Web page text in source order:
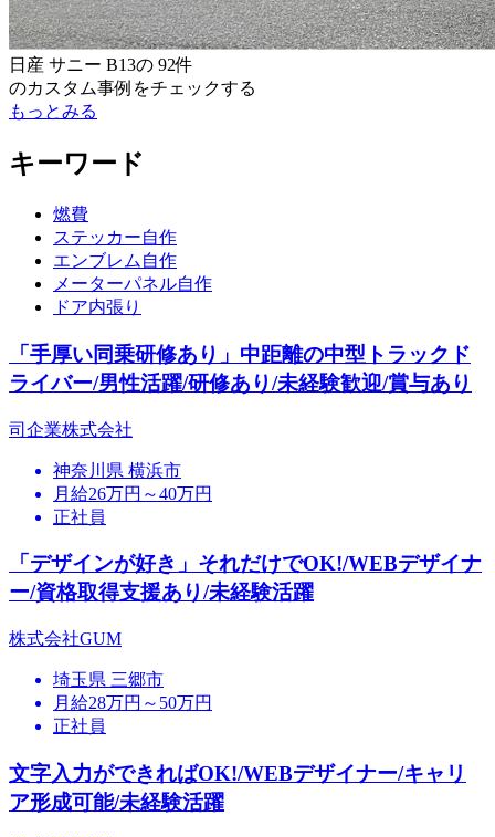
日産 サニー B13の 92件
のカスタム事例をチェックする
もっとみる
キーワード
燃費
ステッカー自作
エンブレム自作
メーターパネル自作
ドア内張り
「手厚い同乗研修あり」中距離の中型トラックド
ライバー/男性活躍/研修あり/未経験歓迎/賞与あり
司企業株式会社
神奈川県 横浜市
月給26万円～40万円
正社員
「デザインが好き」それだけでOK!/WEBデザイナ
ー/資格取得支援あり/未経験活躍
株式会社GUM
埼玉県 三郷市
月給28万円～50万円
正社員
文字入力ができればOK!/WEBデザイナー/キャリ
ア形成可能/未経験活躍